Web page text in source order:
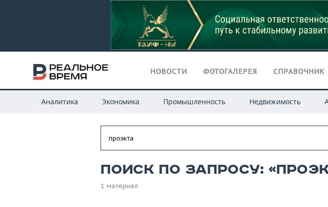
НОВОСТИ ФОТОГАЛЕРЕЯ СПРАВОЧНИК
Аналитика Экономика Промышленность Недвижимость
Поиск по запросу:
1 материал